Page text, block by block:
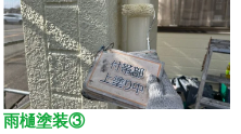
雨樋塗装③